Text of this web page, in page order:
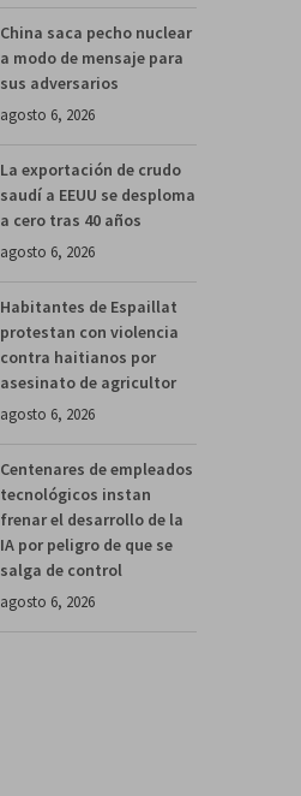
China saca pecho nuclear
a modo de mensaje para
sus adversarios
agosto 6, 2026
La exportación de crudo
saudí a EEUU se desploma
a cero tras 40 años
agosto 6, 2026
Habitantes de Espaillat
protestan con violencia
contra haitianos por
asesinato de agricultor
agosto 6, 2026
Centenares de empleados
tecnológicos instan
frenar el desarrollo de la
IA por peligro de que se
salga de control
agosto 6, 2026